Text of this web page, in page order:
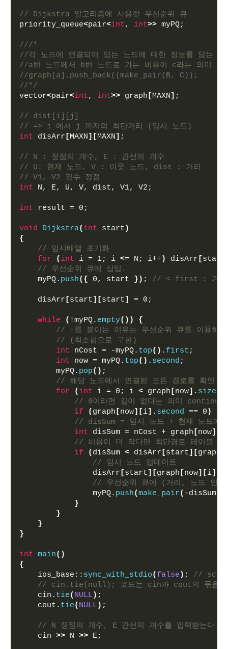
// Dijkstra 알고리즘에 사용할 우선순위 큐
priority_queue<pair<int, int>> myPQ;
///*
//각 노드에 연결되어 있는 노드에 대한 정보를 담는 벡
//a번 노드에서 b번 노드로 가는 비용이 c라는 의미
//graph[a].push_back((make_pair(B, C));
//*/
vector<pair<int, int>> graph [MAXN] ;
// dist[i][j]
// => i 에서 j 까지의 최단거리 (임시 노드)
int disArr [MAXN][MAXN] ;
// N : 정점의 개수, E : 간선의 개수
// U: 현재 노드, V : 이웃 노드, dist : 거리
// V1, V2 필수 정점
int N, E, U, V, dist, V1, V2;
int result = 0;
void Dijkstra( int start )
{
// 임시배열 초기화
for
( int i = 1; i <= N; i++) disArr [start
// 우선순위 큐에 삽입.
    myPQ.
push({ 0, start }) ; // < first : 거리 ,
    disArr
[start][start] = 0;
while ( !myPQ. empty())
{
// -를 붙이는 이유는 우선순위 큐를 이용하
// (최소힙으로 구현)
int nCost = -myPQ. top() . first ;
int now = myPQ. top() . second ;
        myPQ.
pop() ;
// 해당 노드에서 연결된 모든 경로를 확인
for
( int i = 0; i < graph [now] . size
// 0이라면 길이 없다는 의미 continue
if
( graph [now][i] . second == 0 )
// disSum = 임시 노드 + 현재 노드에
int disSum = nCost + graph [now][
// 비용이 더 작다면 최단경로 테이블
if
( disSum < disArr [start][graph
// 임시 노드 업데이트
                disArr
[start][graph [now][i]
// 우선순위 큐에 (거리, 노드 인덱
                myPQ.
push(make_pair( -disSum,
}
}
}
}
int main()
{
    ios_base::
sync_with_stdio( false ) ; // scanf
// cin.tie(null); 코드는 cin과 cout의 묶음을
    cin.
tie( NULL ) ;
    cout.
tie( NULL ) ;
// N 정점의 개수, E 간선의 개수를 입력받는다.
    cin
>> N >> E;